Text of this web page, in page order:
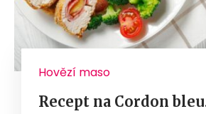
Hovězí maso
Recept na Cordon